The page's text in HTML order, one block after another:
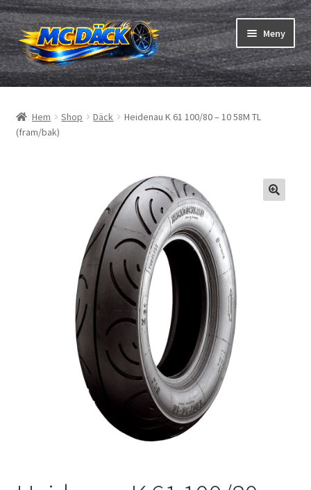
Hoppa
till
navigering
Hoppa
till
innehåll
Meny
Däck
Slangar & fälgband
Hem Shop Däck
Heidenau K 61 100/80 – 10 58M TL
(fram/bak)